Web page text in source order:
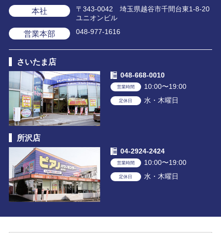
本社
〒343-0042 埼玉県越谷市千間台東1-8-20
ユニオンビル
営業本部 048-977-1616
さいたま店
048-668-0010
営業時間 10:00〜19:00
定休日 水・木曜日
所沢店
04-2924-2424
営業時間 10:00〜19:00
定休日 水・木曜日